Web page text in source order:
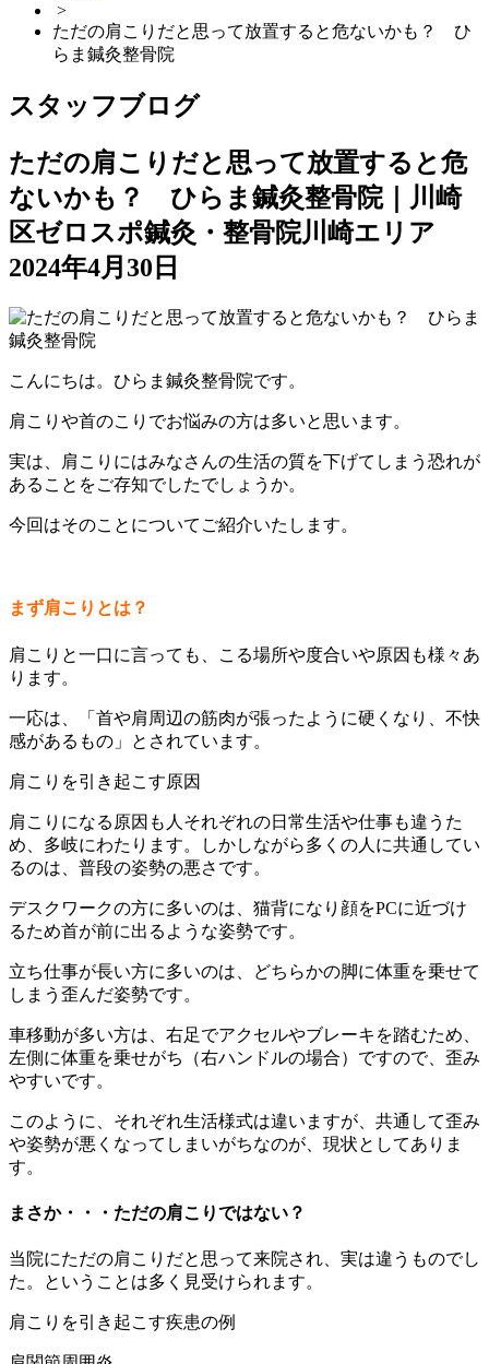
>
ただの肩こりだと思って放置すると危ないかも？ ひ
らま鍼灸整骨院
スタッフブログ
ただの肩こりだと思って放置すると危
ないかも？ ひらま鍼灸整骨院｜川崎
区ゼロスポ鍼灸・整骨院川崎エリア
2024年4月30日
こんにちは。ひらま鍼灸整骨院です。
肩こりや首のこりでお悩みの方は多いと思います。
実は、肩こりにはみなさんの生活の質を下げてしまう恐れが
あることをご存知でしたでしょうか。
今回はそのことについてご紹介いたします。
まず肩こりとは？
肩こりと一口に言っても、こる場所や度合いや原因も様々あ
ります。
一応は、「首や肩周辺の筋肉が張ったように硬くなり、不快
感があるもの」とされています。
肩こりを引き起こす原因
肩こりになる原因も人それぞれの日常生活や仕事も違うた
め、多岐にわたります。しかしながら多くの人に共通してい
るのは、普段の姿勢の悪さです。
デスクワークの方に多いのは、猫背になり顔をPCに近づけ
るため首が前に出るような姿勢です。
立ち仕事が長い方に多いのは、どちらかの脚に体重を乗せて
しまう歪んだ姿勢です。
車移動が多い方は、右足でアクセルやブレーキを踏むため、
左側に体重を乗せがち（右ハンドルの場合）ですので、歪み
やすいです。
このように、それぞれ生活様式は違いますが、共通して歪み
や姿勢が悪くなってしまいがちなのが、現状としてありま
す。
まさか・・・ただの肩こりではない？
当院にただの肩こりだと思って来院され、実は違うものでし
た。ということは多く見受けられます。
肩こりを引き起こす疾患の例